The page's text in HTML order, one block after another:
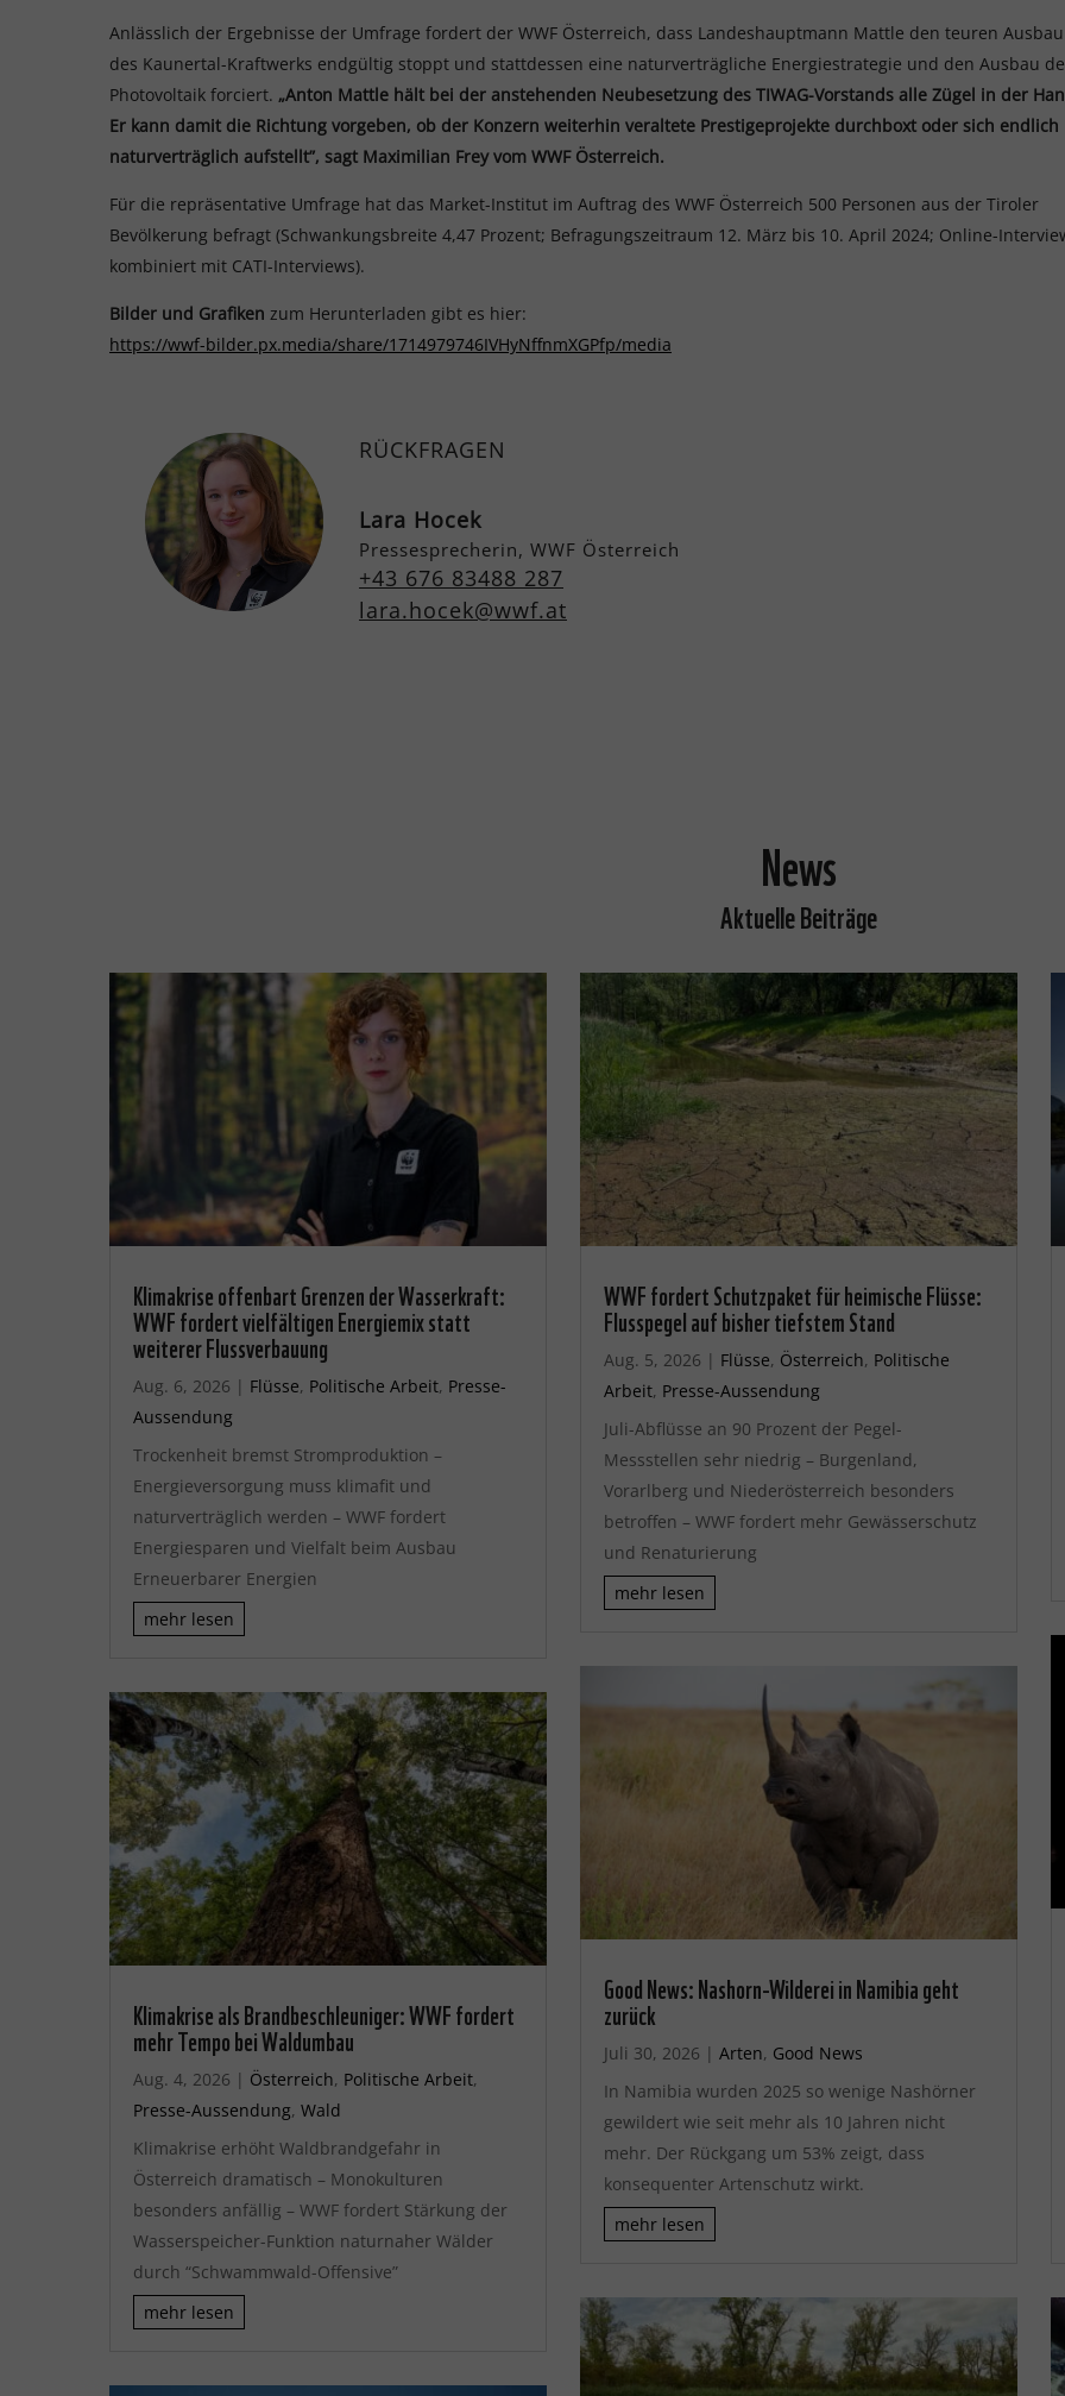
Anlässlich der Ergebnisse der Umfrage fordert der WWF Österreich, dass Landeshauptmann Mattle den teuren Ausbau
des Kaunertal-Kraftwerks endgültig stoppt und stattdessen eine naturverträgliche Energiestrategie und den Ausbau
Photovoltaik forciert. „Anton Mattle hält bei der anstehenden Neubesetzung des TIWAG-Vorstands alle Zügel in der
Er kann damit die Richtung vorgeben, ob der Konzern weiterhin veraltete Prestigeprojekte durchboxt oder sich endlich
naturverträglich aufstellt”, sagt Maximilian Frey vom WWF Österreich.
Für die repräsentative Umfrage hat das Market-Institut im Auftrag des WWF Österreich 500 Personen aus der Tiroler
Bevölkerung befragt (Schwankungsbreite 4,47 Prozent; Befragungszeitraum 12. März bis 10. April 2024; Online-
kombiniert mit CATI-Interviews).
Bilder und Grafiken zum Herunterladen gibt es hier:
https://wwf-bilder.px.media/share/1714979746IVHyNffnmXGPfp/media
RÜCKFRAGEN
Lara Hocek
Pressesprecherin, WWF Österreich
+43 676 83488 287
lara.hocek@wwf.at
News
Aktuelle Beiträge
Klimakrise offenbart Grenzen der Wasserkraft:
WWF fordert vielfältigen Energiemix statt
weiterer Flussverbauung
Aug. 6, 2026 | Flüsse, Politische Arbeit, Presse-
Aussendung
Trockenheit bremst Stromproduktion –
Energieversorgung muss klimafit und
naturverträglich werden – WWF fordert
Energiesparen und Vielfalt beim Ausbau
Erneuerbarer Energien
mehr lesen
Klimakrise als Brandbeschleuniger: WWF fordert
mehr Tempo bei Waldumbau
Aug. 4, 2026 | Österreich, Politische Arbeit,
Presse-Aussendung, Wald
Klimakrise erhöht Waldbrandgefahr in
Österreich dramatisch – Monokulturen
besonders anfällig – WWF fordert Stärkung der
Wasserspeicher-Funktion naturnaher Wälder
durch “Schwammwald-Offensive”
mehr lesen
WWF fordert Schutzpaket für heimische Flüsse:
Flusspegel auf bisher tiefstem Stand
Aug. 5, 2026 | Flüsse, Österreich, Politische
Arbeit, Presse-Aussendung
Juli-Abflüsse an 90 Prozent der Pegel-
Messstellen sehr niedrig – Burgenland,
Vorarlberg und Niederösterreich besonders
betroffen – WWF fordert mehr Gewässerschutz
und Renaturierung
mehr lesen
Good News: Nashorn-Wilderei in Namibia geht
zurück
Juli 30, 2026 | Arten, Good News
In Namibia wurden 2025 so wenige Nashörner
gewildert wie seit mehr als 10 Jahren nicht
mehr. Der Rückgang um 53% zeigt, dass
konsequenter Artenschutz wirkt.
mehr lesen